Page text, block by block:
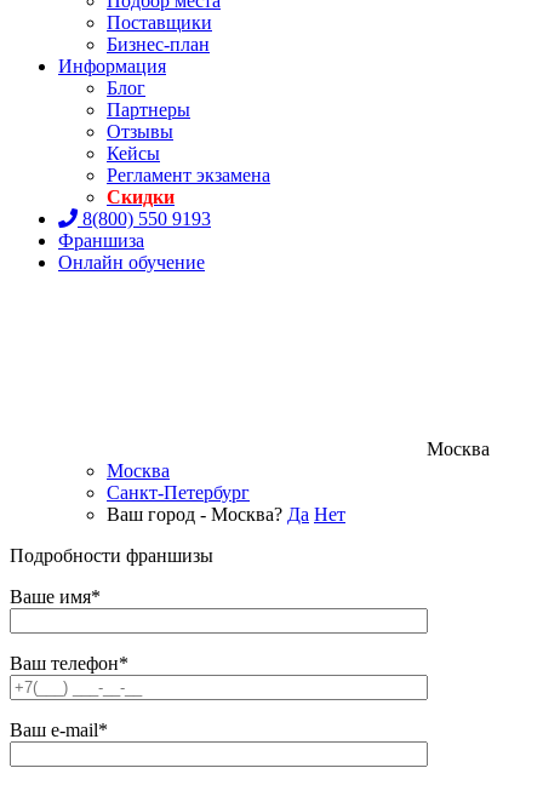
Поставщики
Бизнес-план
Информация
Блог
Партнеры
Отзывы
Кейсы
Регламент экзамена
Скидки
8(800) 550 9193
Франшиза
Онлайн обучение
Москва
Москва
Санкт-Петербург
Ваш город - Москва? Да Нет
Подробности франшизы
Ваше имя*
Ваш телефон*
Ваш e-mail*